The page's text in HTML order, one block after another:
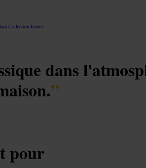
Collection Events
dans
”
pour